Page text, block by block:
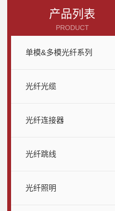
产品列表
PRODUCT
单模&多模光纤系列
光纤光缆
光纤连接器
光纤跳线
光纤照明